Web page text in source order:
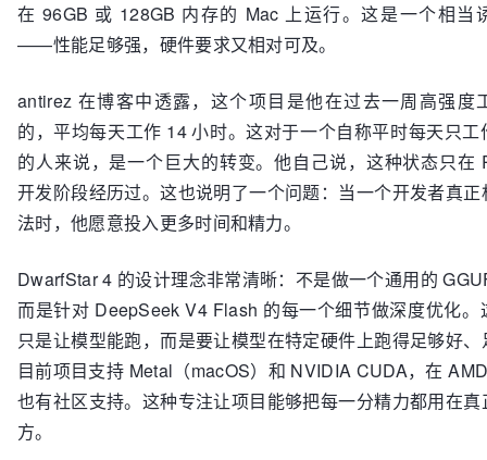
在 96GB 或 128GB 内存的 Mac 上运行。这是一个相当
——性能足够强，硬件要求又相对可及。
antirez 在博客中透露，这个项目是他在过去一周高强度
的，平均每天工作 14 小时。这对于一个自称平时每天只工
的人来说，是一个巨大的转变。他自己说，这种状态只在
开发阶段经历过。这也说明了一个问题：当一个开发者真
法时，他愿意投入更多时间和精力。
DwarfStar 4 的设计理念非常清晰：不是做一个通用的
而是针对 DeepSeek V4 Flash 的每一个细节做深度优化。
只是让模型能跑，而是要让模型在特定硬件上跑得足够好
目前项目支持 Metal（macOS）和 NVIDIA CUDA，在
也有社区支持。这种专注让项目能够把每一分精力都用在
方。